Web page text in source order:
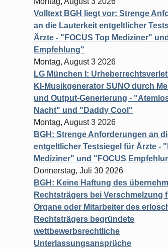
Volltext BGH liegt vor: Strenge
an die Lauterkeit entgeltlicher
Ärzte - "FOCUS Top Mediziner"
Empfehlung"
Montag, August 3 2026
LG München I:
KI-Musikgenerator SUNO durch
und Output-Generierung -
Nacht" und "Daddy Cool"
Montag, August 3 2026
BGH: Strenge Anforderungen an
entgeltlicher Testsiegel für Ärzte -
Mediziner" und "FOCUS
Donnerstag, Juli 30 2026
BGH: Keine Haftung des
Rechtsträgers bei Verschmelzung
Organe oder Mitarbeiter des
Rechtsträgers begründete
wettbewerbsrechtliche
Unterlassungsansprüche